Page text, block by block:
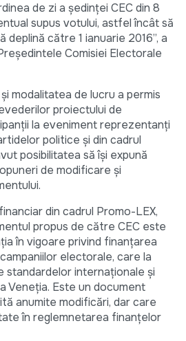
de zi a ședinței CEC din 8
supus votului, astfel încât să
deplină către 1 ianuarie 2016”, a
Comisiei Electorale
modalitatea de lucru a permis
proiectului de
la eveniment reprezentanți
politice şi din cadrul
posibilitatea să își expună
de modificare și
din cadrul Promo-LEX,
propus de către CEC este
în vigoare privind finanțarea
electorale, care la
standardelor internaționale și
Veneția. Este un document
anumite modificări, dar care
în reglemnetarea finanțelor